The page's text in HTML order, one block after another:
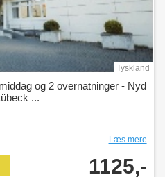
Tyskland
og 2 overnatninger - Nyd
...
Læs mere
1125,-